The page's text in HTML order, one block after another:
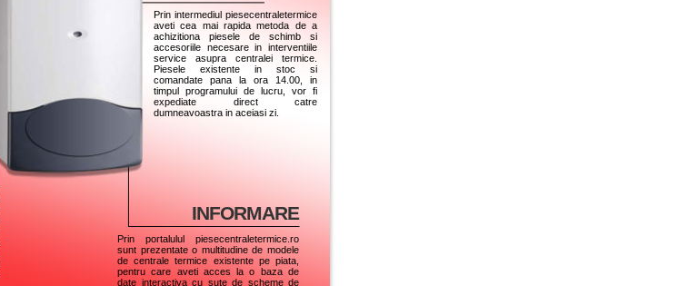
Prin intermediul piesecentraletermice
aveti cea mai rapida metoda de a
achizitiona piesele de schimb si
accesoriile necesare in interventiile
service asupra centralei termice.
Piesele existente in stoc si
comandate pana la ora 14.00, in
timpul programului de lucru, vor fi
expediate direct catre
dumneavoastra in aceiasi zi.
INFORMARE
Prin portalulul piesecentraletermice.ro
sunt prezentate o multitudine de modele
de centrale termice existente pe piata,
pentru care aveti acces la o baza de
date interactiva cu sute de scheme de